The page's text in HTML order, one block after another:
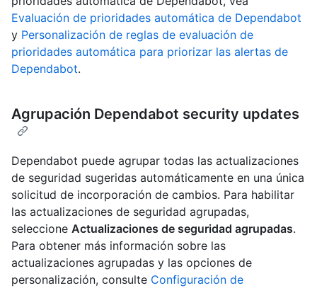
Evaluación de prioridades automática de Dependabot
y Personalización de reglas de evaluación de
prioridades automática para priorizar las alertas de
Dependabot.
Agrupación Dependabot security updates
Dependabot puede agrupar todas las actualizaciones
de seguridad sugeridas automáticamente en una única
solicitud de incorporación de cambios. Para habilitar
las actualizaciones de seguridad agrupadas,
seleccione Actualizaciones de seguridad agrupadas.
Para obtener más información sobre las
actualizaciones agrupadas y las opciones de
personalización, consulte Configuración de